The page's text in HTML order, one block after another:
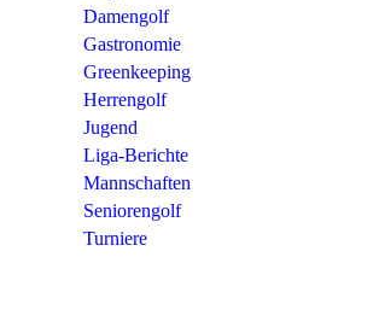
Damengolf
Gastronomie
Greenkeeping
Herrengolf
Jugend
Liga-Berichte
Mannschaften
Seniorengolf
Turniere